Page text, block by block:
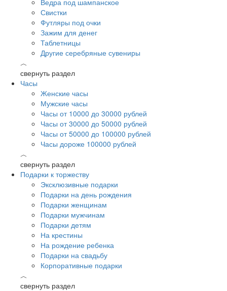
Ведра под шампанское
Свистки
Футляры под очки
Зажим для денег
Таблетницы
Другие серебряные сувениры
︿
свернуть раздел
Часы
Женские часы
Мужские часы
Часы от 10000 до 30000 рублей
Часы от 30000 до 50000 рублей
Часы от 50000 до 100000 рублей
Часы дороже 100000 рублей
︿
свернуть раздел
Подарки к торжеству
Эксклюзивные подарки
Подарки на день рождения
Подарки женщинам
Подарки мужчинам
Подарки детям
На крестины
На рождение ребенка
Подарки на свадьбу
Корпоративные подарки
︿
свернуть раздел